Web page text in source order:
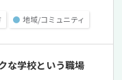
● 地域/コミュニティ
な学校という職場